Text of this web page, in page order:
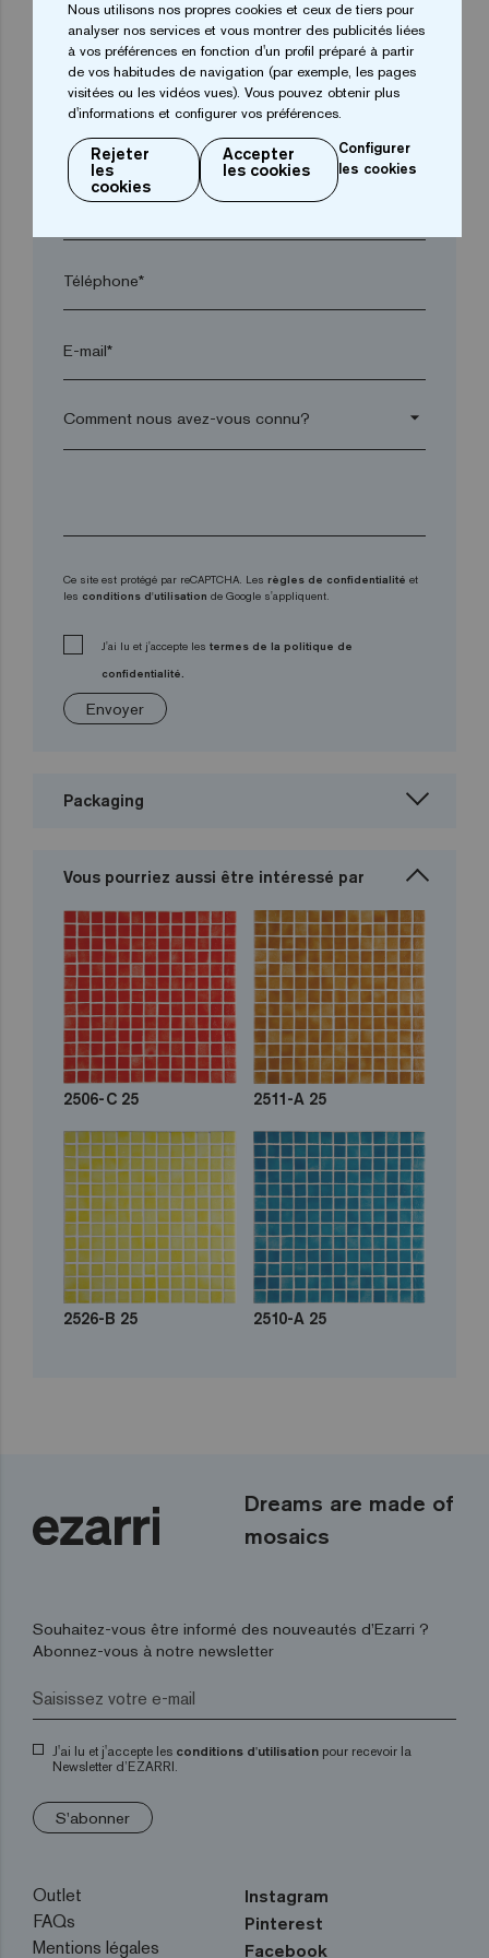
Ville*
Code postal*
Téléphone*
E-mail*
arrow_drop_down
Ce site est protégé par reCAPTCHA. Les règles de confidentialité et
les conditions d'utilisation de Google s'appliquent.
J'ai lu et j'accepte les termes de la politique de
confidentialité.
Envoyer
Packaging
Vous pourriez aussi être intéressé par
2506-C 25 2511-A 25
2526-B 25 2510-A 25
Dreams are made of
mosaics
Souhaitez-vous être informé des nouveautés d’Ezarri ?
Abonnez-vous à notre newsletter
J'ai lu et j'accepte les conditions d'utilisation pour recevoir la
Newsletter d’EZARRI.
S'abonner
Outlet
FAQs
Mentions légales
Instagram
Pinterest
Facebook
Nous utilisons nos propres cookies et ceux de tiers pour
analyser nos services et vous montrer des publicités liées
à vos préférences en fonction d'un profil préparé à partir
de vos habitudes de navigation (par exemple, les pages
visitées ou les vidéos vues). Vous pouvez obtenir plus
d'informations et configurer vos préférences.
Rejeter
les
cookies
Accepter
les cookies
Configurer
les cookies